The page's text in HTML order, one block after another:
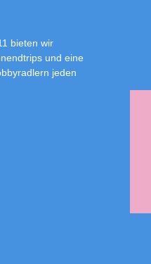
bieten wir
und eine
jeden